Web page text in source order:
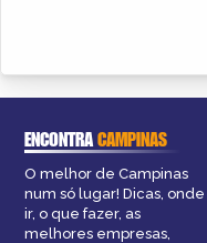
ENCONTRACAMPINAS
O melhor de Campinas
num só lugar! Dicas, onde
ir, o que fazer, as
melhores empresas,